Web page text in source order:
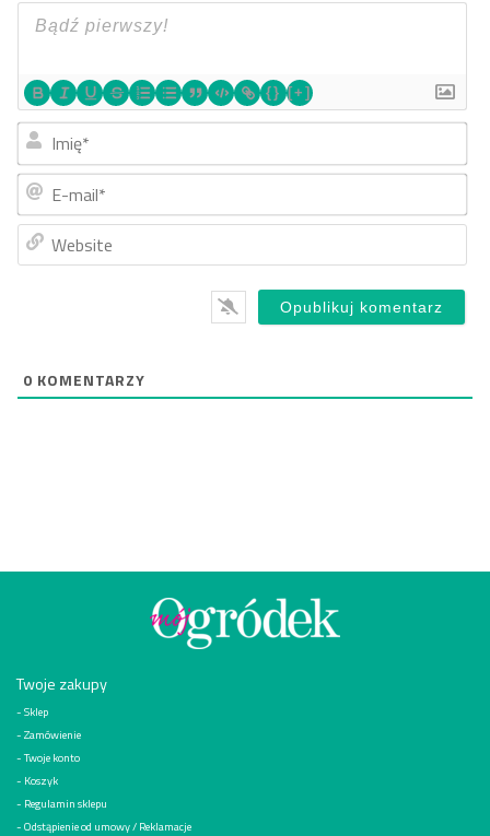
{} [+]
E-
0 KOMENTARZY
Twoje zakupy
Sklep
Zamówienie
Twoje konto
Koszyk
Regulamin sklepu
Odstąpienie od umowy / Reklamacje